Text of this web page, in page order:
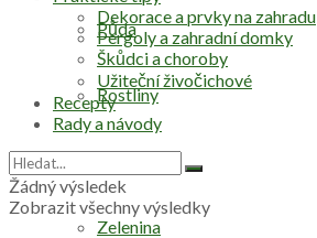
Půda
Rostliny
Zelenina
Dekorace a prvky na zahradu
Pergoly a zahradní domky
Škůdci a choroby
Užiteční živočichové
Recepty
Rady a návody
Žádný výsledek
Zobrazit všechny výsledky